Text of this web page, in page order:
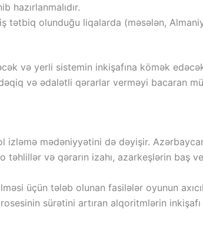
hazırlanmalıdır.
tətbiq olunduğu liqalarda (məsələn,
və yerli sistemin inkişafına kömək
və ədalətli qərarlar verməyi bacaran
izləmə mədəniyyətini də dəyişir.
və qərarın izahı, azarkeşlərin baş
üçün tələb olunan fasilələr oyunun
sürətini artıran alqoritmlərin